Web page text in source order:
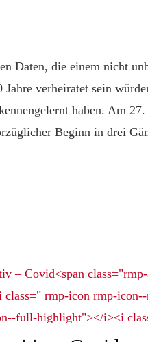
Daten, die einem nicht
Jahre verheiratet sein
haben. Am
Beginn in drei